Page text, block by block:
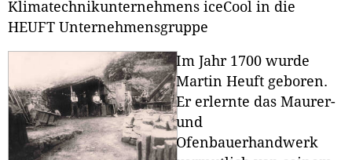
Klimatechnikunternehmens iceCool in die
HEUFT Unternehmensgruppe
Im Jahr 1700 wurde
Martin Heuft geboren.
Er erlernte das Maurer-
und
Ofenbauerhandwerk